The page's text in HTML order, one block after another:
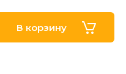
В корзину